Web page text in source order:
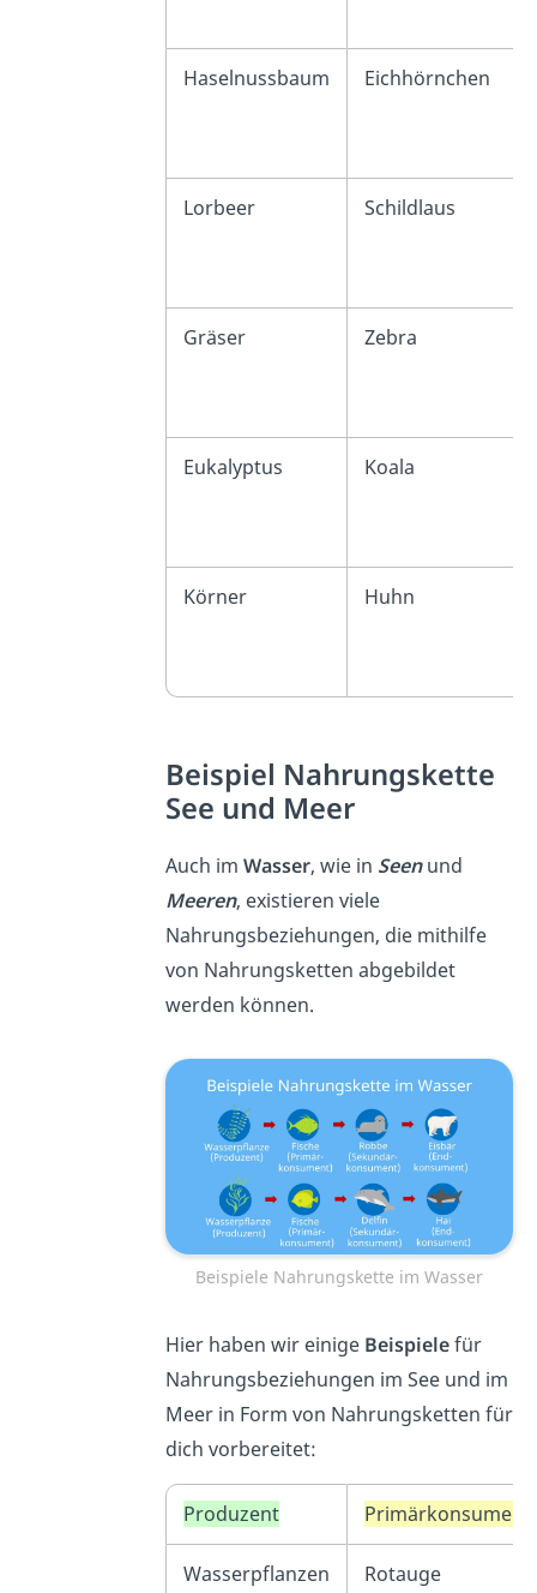
Haselnussbaum Eichhörnchen
Lorbeer Schildlaus
Gräser Zebra
Eukalyptus Koala
Körner Huhn
Beispiel Nahrungskette
See und Meer
Auch imWasser, wie in Seen und
Meeren, existieren viele
Nahrungsbeziehungen, die mithilfe
von Nahrungsketten abgebildet
werden können.
Beispiele Nahrungskette im Wasser
Hier haben wir einige Beispielefür
Nahrungsbeziehungen im See und im
Meer in Form von Nahrungsketten für
dich vorbereitet:
Produzent Primärkonsument
Wasserpflanzen Rotauge